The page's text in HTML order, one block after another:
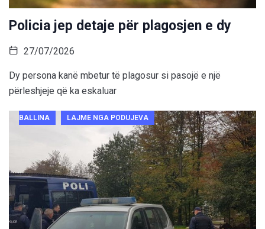
Policia jep detaje për plagosjen e dy
27/07/2026
Dy persona kanë mbetur të plagosur si pasojë e një
përleshjeje që ka eskaluar
BALLINA LAJME NGA PODUJEVA